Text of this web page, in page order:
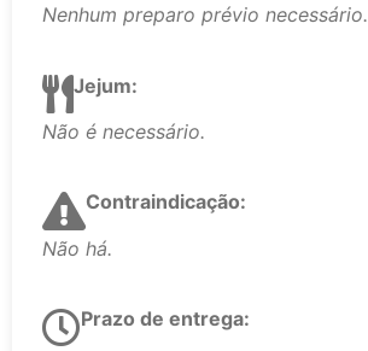
Nenhum preparo prévio necessário.
Jejum:
Não é necessário.
Contraindicação:
Não há.
Prazo de entrega: